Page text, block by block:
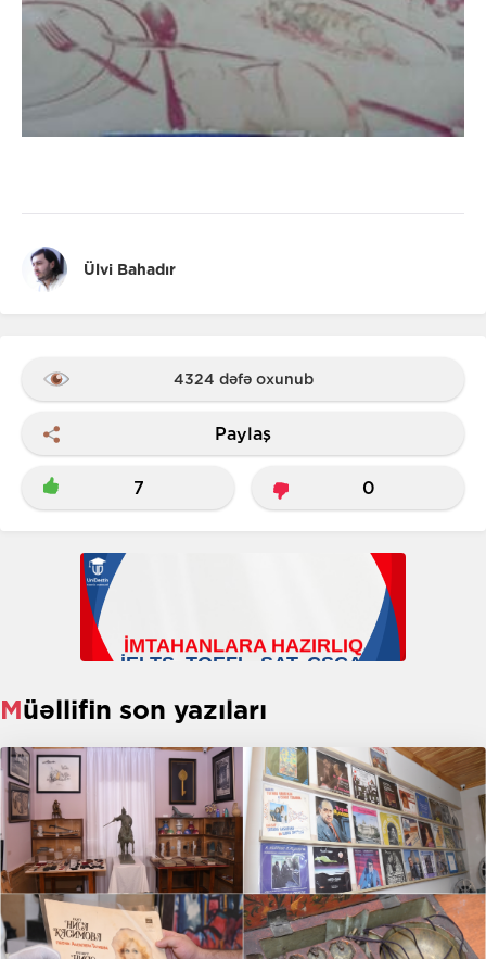
Ülvi Bahadır
4324 dəfə oxunub
Paylaş
7 0
Müəllifin son yazıları